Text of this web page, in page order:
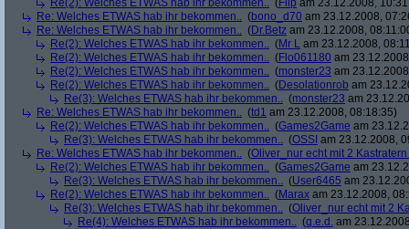
Re(2): Welches ETWAS hab ihr bekommen.. (Flip am 23.12.2008,
Re: Welches ETWAS hab ihr bekommen.. (bono_d70 am 23.12.2008,
Re: Welches ETWAS hab ihr bekommen.. (Dr.Betz am 23.12.2008,
Re(2): Welches ETWAS hab ihr bekommen.. (Mr L am 23.12.2008,
Re(2): Welches ETWAS hab ihr bekommen.. (Flo061180 am
Re(2): Welches ETWAS hab ihr bekommen.. (monster23 am
Re(2): Welches ETWAS hab ihr bekommen.. (Desolationrob am
Re(3): Welches ETWAS hab ihr bekommen.. (monster23 am
Re: Welches ETWAS hab ihr bekommen.. (td1 am 23.12.2008, 08:18:35)
Re(2): Welches ETWAS hab ihr bekommen.. (Games2Game am
Re(3): Welches ETWAS hab ihr bekommen.. (OSSI am 23.12.2008,
Re: Welches ETWAS hab ihr bekommen.. (Oliver_nur echt mit 2
Re(2): Welches ETWAS hab ihr bekommen.. (Games2Game am
Re(3): Welches ETWAS hab ihr bekommen.. (User6465 am
Re(2): Welches ETWAS hab ihr bekommen.. (Marax am 23.12.2008,
Re(3): Welches ETWAS hab ihr bekommen.. (Oliver_nur echt mit 2
Re(4): Welches ETWAS hab ihr bekommen.. (q.e.d. am